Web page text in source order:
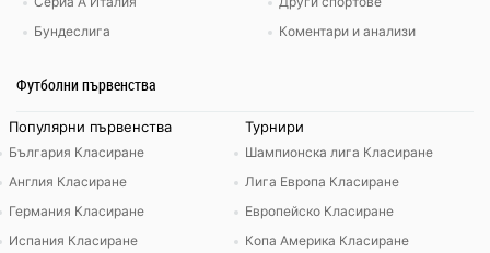
Бундеслига
Коментари и анализи
Футболни първенства
Популярни първенства
България Класиране
Англия Класиране
Германия Класиране
Испания Класиране
Турнири
Шампионска лига Класиране
Лига Европа Класиране
Европейско Класиране
Копа Америка Класиране